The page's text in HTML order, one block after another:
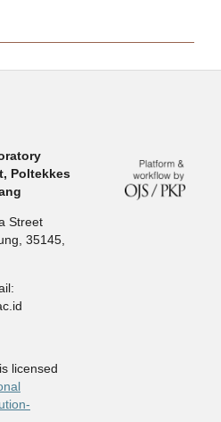
Poltekkes
Street
35145,
is licensed